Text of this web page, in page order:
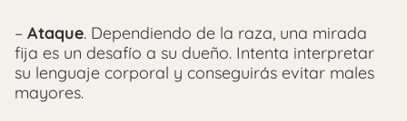
– Ataque. Dependiendo de la raza, una mirada
fija es un desafío a su dueño. Intenta interpretar
su lenguaje corporal y conseguirás evitar males
mayores.